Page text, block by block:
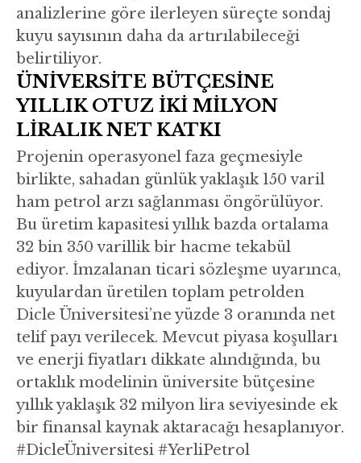
analizlerine göre ilerleyen süreçte sondaj
kuyu sayısının daha da artırılabileceği
belirtiliyor.
ÜNİVERSİTE BÜTÇESİNE
YILLIK OTUZ İKİ MİLYON
LİRALIK NET KATKI
Projenin operasyonel faza geçmesiyle
birlikte, sahadan günlük yaklaşık 150 varil
ham petrol arzı sağlanması öngörülüyor.
Bu üretim kapasitesi yıllık bazda ortalama
32 bin 350 varillik bir hacme tekabül
ediyor. İmzalanan ticari sözleşme uyarınca,
kuyulardan üretilen toplam petrolden
Dicle Üniversitesi’ne yüzde 3 oranında net
telif payı verilecek. Mevcut piyasa koşulları
ve enerji fiyatları dikkate alındığında, bu
ortaklık modelinin üniversite bütçesine
yıllık yaklaşık 32 milyon lira seviyesinde ek
bir finansal kaynak aktaracağı hesaplanıyor.
#DicleÜniversitesi #YerliPetrol